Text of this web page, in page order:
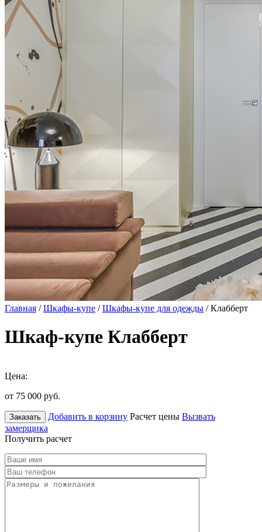
Главная /Шкафы-купе /Шкафы-купе для одежды / Клабберт
Шкаф-купе Клабберт
Цена:
от 75 000 руб.
Заказать Добавить в корзину Расчет цены Вызвать
замерщика
Получить расчет